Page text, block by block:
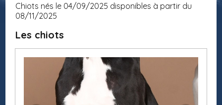
Chiots nés le 04/09/2025 disponibles à partir du
08/11/2025
Les chiots